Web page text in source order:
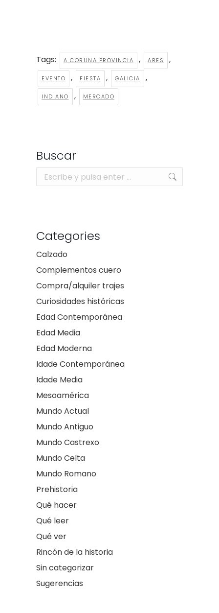
Tags: A CORUÑA PROVINCIA , ARES ,
EVENTO , FIESTA , GALICIA ,
INDIANO , MERCADO
Buscar
Buscar:
Categories
Calzado
Complementos cuero
Compra/alquiler trajes
Curiosidades históricas
Edad Contemporánea
Edad Media
Edad Moderna
Idade Contemporánea
Idade Media
Mesoamérica
Mundo Actual
Mundo Antiguo
Mundo Castrexo
Mundo Celta
Mundo Romano
Prehistoria
Qué hacer
Qué leer
Qué ver
Rincón de la historia
Sin categorizar
Sugerencias